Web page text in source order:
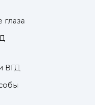
глаза
ВГД